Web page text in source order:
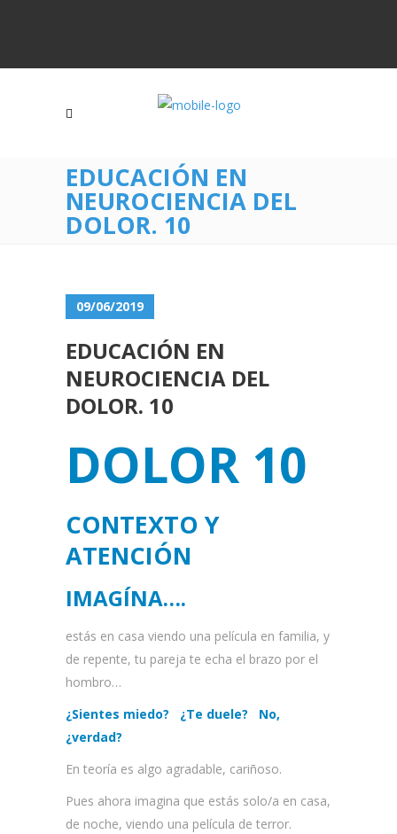
EDUCACIÓN EN
NEUROCIENCIA DEL
DOLOR. 10
09/06/2019
EDUCACIÓN EN
NEUROCIENCIA DEL
DOLOR. 10
DOLOR 10
CONTEXTO Y
ATENCIÓN
IMAGÍNA….
estás en casa viendo una película en familia, y
de repente, tu pareja te echa el brazo por el
hombro…
¿Sientes miedo? ¿Te duele? No,
¿verdad?
En teoría es algo agradable, cariñoso.
Pues ahora imagina que estás solo/a en casa,
de noche, viendo una película de terror.